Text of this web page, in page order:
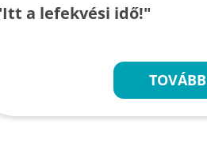
a lefekvési idő!"
TOVÁBB